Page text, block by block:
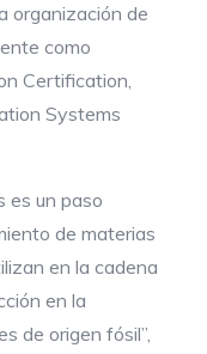
organización de
como
Certification,
Systems
es un paso
de materias
en la cadena
en la
de origen fósil”,